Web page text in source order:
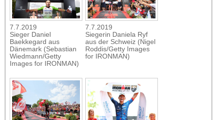
7.7.2019
Sieger Daniel
Baekkegard aus
Dänemark (Sebastian
Wiedmann/Getty
Images for IRONMAN)
7.7.2019
Siegerin Daniela Ryf
aus der Schweiz (Nigel
Roddis/Getty Images
for IRONMAN)